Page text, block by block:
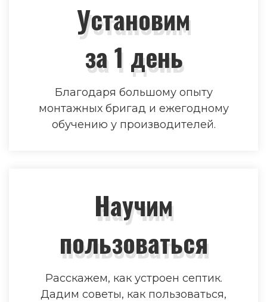
Установим
за 1 день
Благодаря большому опыту
монтажных бригад и ежегодному
обучению у производителей.
Научим
пользоваться
Расскажем, как устроен септик.
Дадим советы, как пользоваться,